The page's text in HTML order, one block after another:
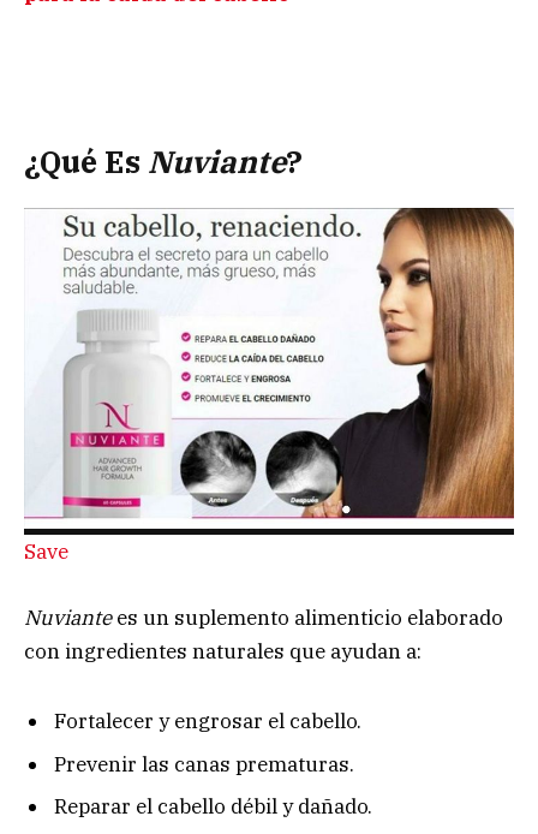
¿Qué Es Nuviante?
Save
Nuviantees un suplemento alimenticio elaborado
con ingredientes naturales que ayudan a:
Fortalecer y engrosar el cabello.
Prevenir las canas prematuras.
Reparar el cabello débil y dañado.